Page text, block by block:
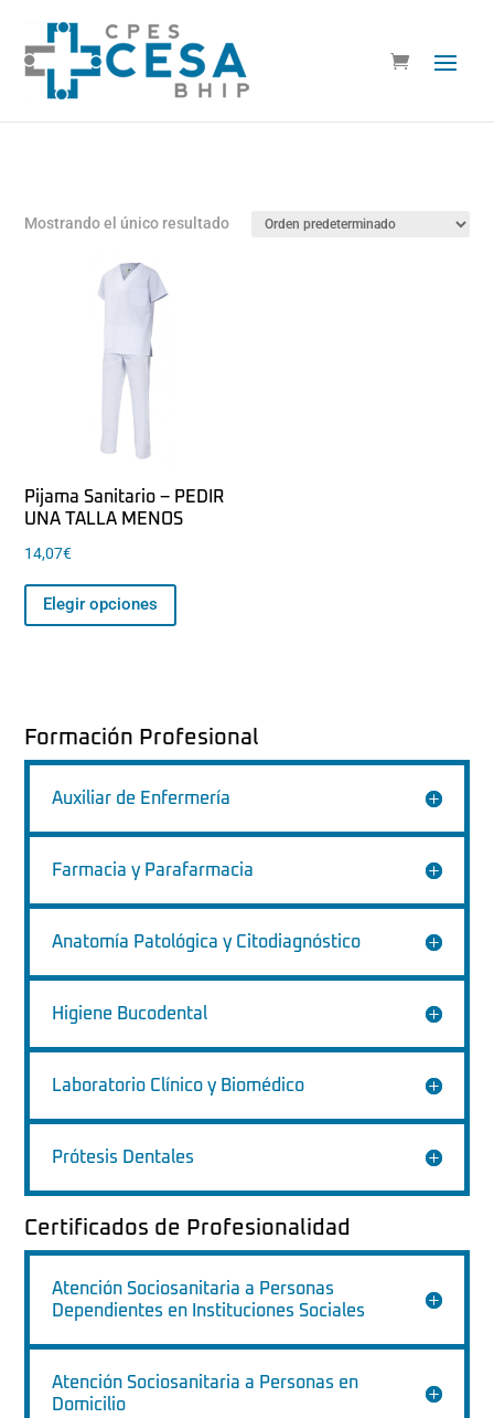
Mostrando el único resultado
Pijama Sanitario – PEDIR
UNA TALLA MENOS
14,07€
Elegir opciones
Este
Las
pueden
elegir
en
de
producto
Formación Profesional
Auxiliar de Enfermería
Farmacia y Parafarmacia
Anatomía Patológica y Citodiagnóstico
Higiene Bucodental
Laboratorio Clínico y Biomédico
Prótesis Dentales
Certificados de Profesionalidad
Atención Sociosanitaria a Personas
Dependientes en Instituciones Sociales
Atención Sociosanitaria a Personas en
Domicilio